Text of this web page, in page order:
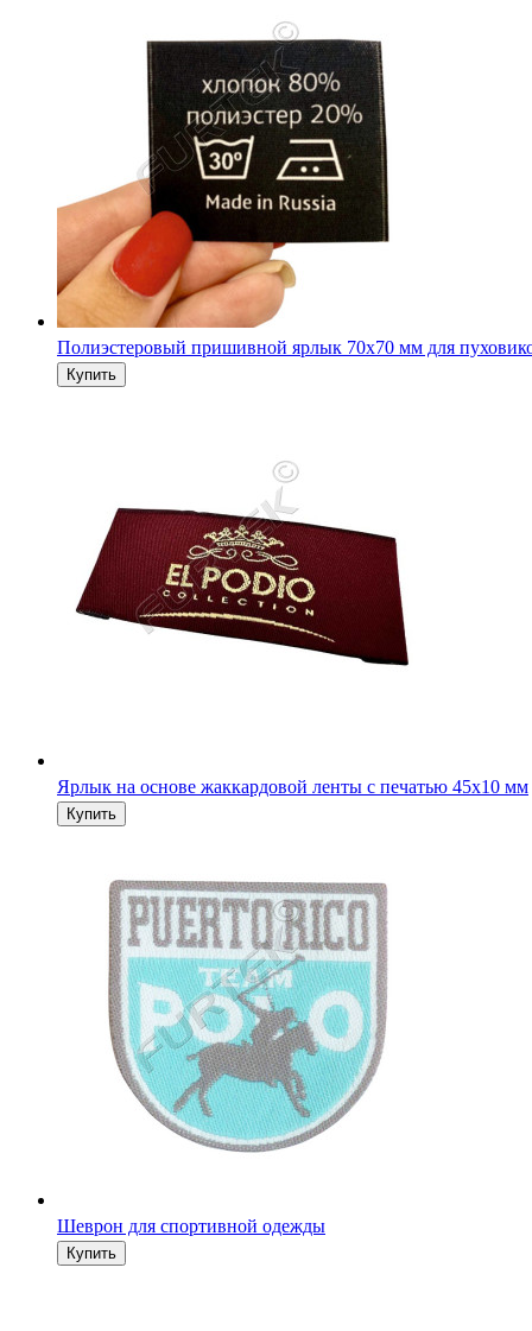
Полиэстеровый пришивной ярлык 70х70 мм для
Ярлык на основе жаккардовой ленты с печатью 45х10 мм
Шеврон для спортивной одежды